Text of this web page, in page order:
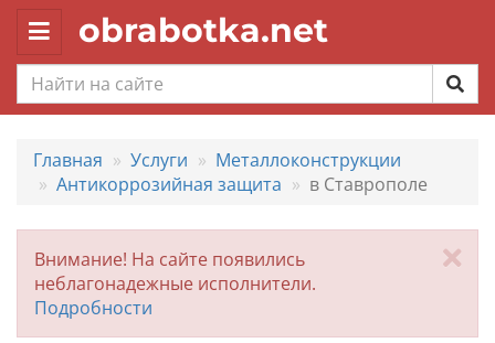
Toggle
navigation
obrabotka.net
Главная Услуги
Металлоконструкции
Антикоррозийная защита
в Ставрополе
Внимание! На сайте появились
неблагонадежные исполнители.
Подробности